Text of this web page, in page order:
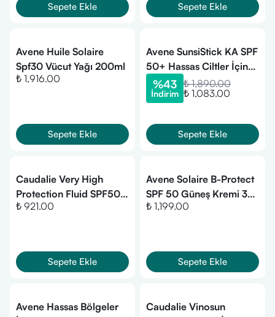
Sepete Ekle Sepete Ekle
Avene Huile Solaire
Spf30 Vücut Yağı 200ml
₺ 1,916.00
Sepete Ekle
Avene SunsiStick KA SPF
50+ Hassas Ciltler İçin
Güneşten Koruyucu Stick
20 gr
%43
İndirim
₺ 1,890.00
₺ 1,083.00
Sepete Ekle
Caudalie Very High
Protection Fluid SPF50+
Güneş Koruyucu 40 ml
₺ 921.00
Sepete Ekle
Avene Solaire B-Protect
SPF 50 Güneş Kremi 30
ml
₺ 1,199.00
Sepete Ekle
Avene Hassas Bölgeler
Caudalie Vinosun